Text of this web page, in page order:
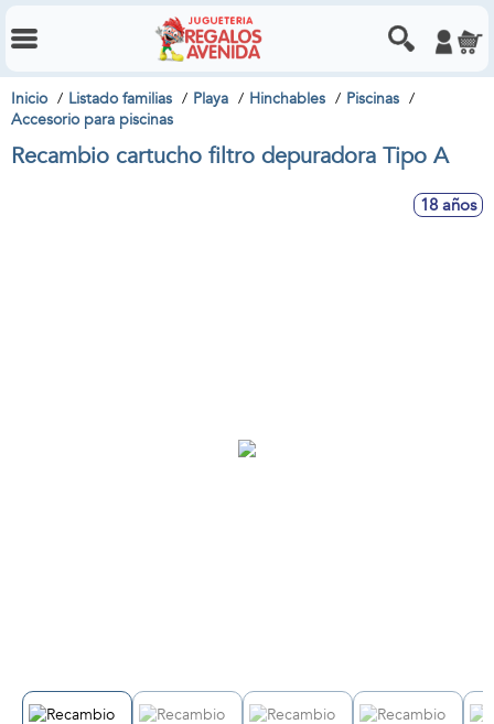
Inicio Listado familias Playa Hinchables
Piscinas
Accesorio para piscinas
Recambio cartucho filtro depuradora Tipo A
18 años